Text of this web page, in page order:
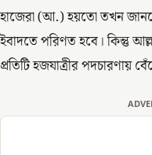
হাজেরা (আ.) হয়তো তখন
ইবাদতে পরিণত হবে। কিন্তু
প্রতিটি হজযাত্রীর পদচারণায়